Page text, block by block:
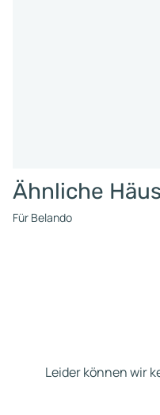
Ähnliche
Für Belando
Leider können wir